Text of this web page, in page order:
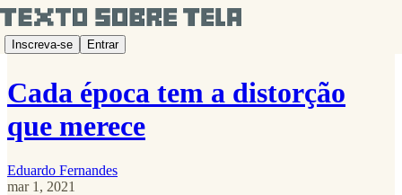
Inscreva-se Entrar
Cada época tem a distorção
que merece
Eduardo Fernandes
mar 1, 2021